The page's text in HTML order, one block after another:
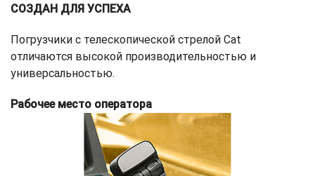
СОЗДАН ДЛЯ УСПЕХА
Погрузчики с телескопической стрелой Cat
отличаются высокой производительностью и
универсальностью.
Рабочее место оператора